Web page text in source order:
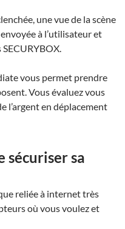
une vue de la scène
à l’utilisateur et
SECURYBOX
vous permet prendre
Vous évaluez vous
l’argent en déplacement
sécuriser sa
reliée à internet très
où vous voulez et